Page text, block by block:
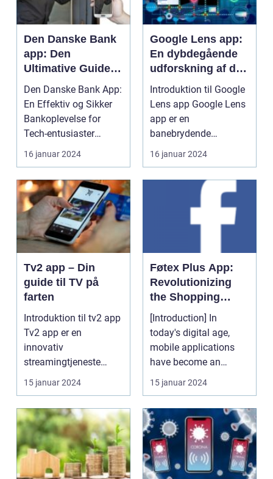
Den Danske Bank
app: Den
Ultimative Guide til
en Effektiv og
Sikker
Bankoplevelse
Den Danske Bank App:
En Effektiv og Sikker
Bankoplevelse for
Tech-entusiaster
Introduktion til Den...
16 januar 2024
Google Lens app:
En dybdegående
udforskning af den
visuelle søges
funktioner
Introduktion til Google
Lens app Google Lens
app er en
banebrydende
teknologi udviklet af
Google, d...
16 januar 2024
Tv2 app – Din
guide til TV på
farten
Introduktion til tv2 app
Tv2 app er en
innovativ
streamingtjeneste
udviklet af det danske
tv-netvær...
15 januar 2024
Føtex Plus App:
Revolutionizing
the Shopping
Experience
[Introduction] In
today's digital age,
mobile applications
have become an
integral part of our
live...
15 januar 2024